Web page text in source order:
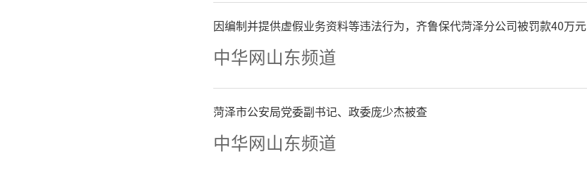
因编制并提供虚假业务资料等违法行为，齐鲁保代菏泽分公司被罚款40万元
中华网山东频道
菏泽市公安局党委副书记、政委庞少杰被查
中华网山东频道